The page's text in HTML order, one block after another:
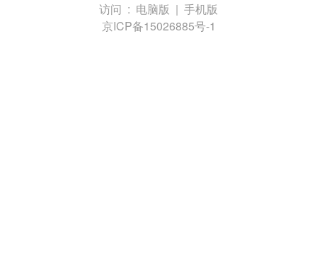
访问 : 电脑版 | 手机版
京ICP备15026885号-1